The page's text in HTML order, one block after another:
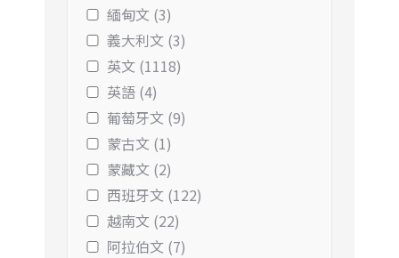
緬甸文 (3)
義大利文 (3)
英文 (1118)
英語 (4)
葡萄牙文 (9)
蒙古文 (1)
蒙藏文 (2)
西班牙文 (122)
越南文 (22)
阿拉伯文 (7)